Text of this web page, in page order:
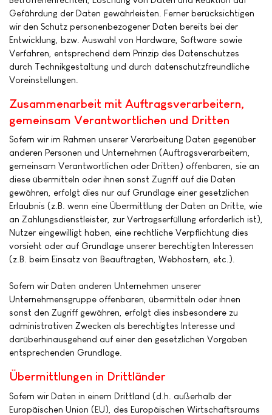
Gefährdung der Daten gewährleisten. Ferner berücksichtigen
wir den Schutz personenbezogener Daten bereits bei der
Entwicklung, bzw. Auswahl von Hardware, Software sowie
Verfahren, entsprechend dem Prinzip des Datenschutzes
durch Technikgestaltung und durch datenschutzfreundliche
Voreinstellungen.
Zusammenarbeit mit Auftragsverarbeitern,
gemeinsam Verantwortlichen und Dritten
Sofern wir im Rahmen unserer Verarbeitung Daten gegenüber
anderen Personen und Unternehmen (Auftragsverarbeitern,
gemeinsam Verantwortlichen oder Dritten) offenbaren, sie an
diese übermitteln oder ihnen sonst Zugriff auf die Daten
gewähren, erfolgt dies nur auf Grundlage einer gesetzlichen
Erlaubnis (z.B. wenn eine Übermittlung der Daten an Dritte, wie
an Zahlungsdienstleister, zur Vertragserfüllung erforderlich ist),
Nutzer eingewilligt haben, eine rechtliche Verpflichtung dies
vorsieht oder auf Grundlage unserer berechtigten Interessen
(z.B. beim Einsatz von Beauftragten, Webhostern, etc.).
Sofern wir Daten anderen Unternehmen unserer
Unternehmensgruppe offenbaren, übermitteln oder ihnen
sonst den Zugriff gewähren, erfolgt dies insbesondere zu
administrativen Zwecken als berechtigtes Interesse und
darüberhinausgehend auf einer den gesetzlichen Vorgaben
entsprechenden Grundlage.
Übermittlungen in Drittländer
Sofern wir Daten in einem Drittland (d.h. außerhalb der
Europäischen Union (EU), des Europäischen Wirtschaftsraums